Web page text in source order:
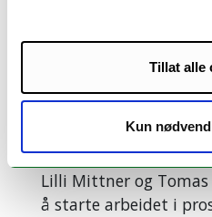
Tillat alle
Kun
I tillegg til
mulighet for å være
og samles og
Mentorgruppen i det
Innovativ formidling
Marius Storvik, Baard
Lilli Mittner og
å starte arbeidet i